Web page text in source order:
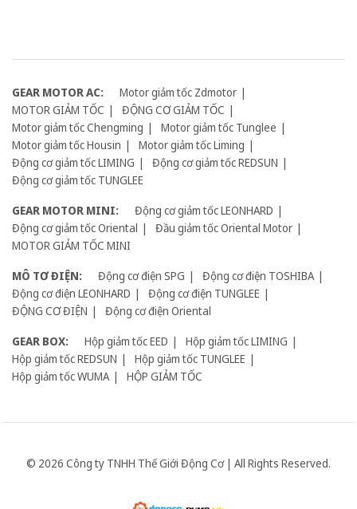
GEAR MOTOR AC:
Motor giảm tốc Zdmotor
MOTOR GIẢM TỐC
ĐỘNG CƠ GIẢM TỐC
Motor giảm tốc Chengming
Motor giảm tốc Tunglee
Motor giảm tốc Housin
Motor giảm tốc Liming
Động cơ giảm tốc LIMING
Động cơ giảm tốc REDSUN
Động cơ giảm tốc TUNGLEE
GEAR MOTOR MINI:
Động cơ giảm tốc LEONHARD
Động cơ giảm tốc Oriental
Đầu giảm tốc Oriental Motor
MOTOR GIẢM TỐC MINI
MÔ TƠ ĐIỆN:
Động cơ điện SPG
Động cơ điện TOSHIBA
Động cơ điện LEONHARD
Động cơ điện TUNGLEE
ĐỘNG CƠ ĐIỆN
Động cơ điện Oriental
GEAR BOX:
Hộp giảm tốc EED
Hộp giảm tốc LIMING
Hộp giảm tốc REDSUN
Hộp giảm tốc TUNGLEE
Hộp giảm tốc WUMA
HỘP GIẢM TỐC
© 2026 Công ty TNHH Thế Giới Động Cơ | All Rights Reserved.